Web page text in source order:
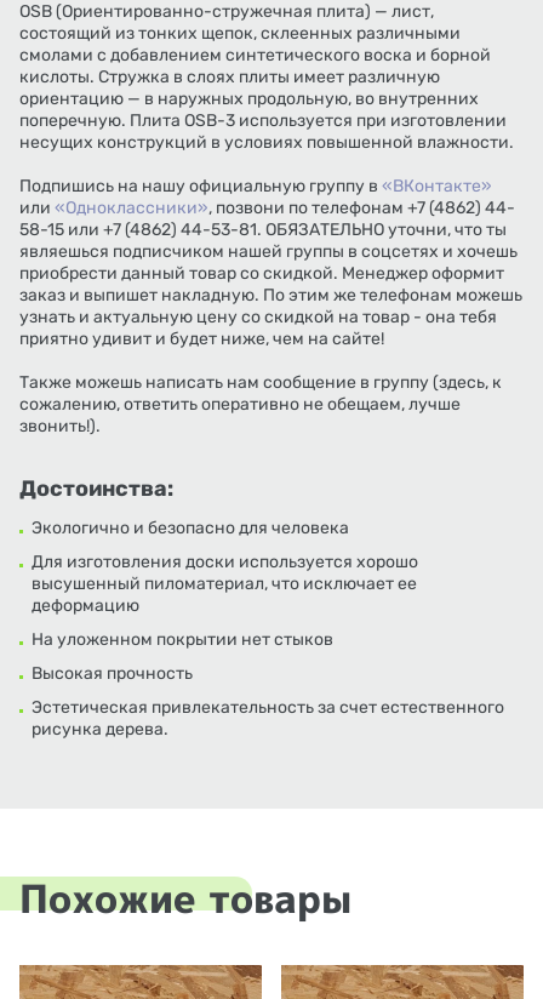
OSB (Ориентированно-стружечная плита) — лист,
состоящий из тонких щепок, склеенных различными
смолами с добавлением синтетического воска и борной
кислоты. Стружка в слоях плиты имеет различную
ориентацию — в наружных продольную, во внутренних
поперечную. Плита OSB-3 используется при изготовлении
несущих конструкций в условиях повышенной влажности.
Подпишись на нашу официальную группу в «ВКонтакте»
или «Одноклассники», позвони по телефонам +7 (4862) 44-
58-15 или +7 (4862) 44-53-81. ОБЯЗАТЕЛЬНО уточни, что ты
являешься подписчиком нашей группы в соцсетях и хочешь
приобрести данный товар со скидкой. Менеджер оформит
заказ и выпишет накладную. По этим же телефонам можешь
узнать и актуальную цену со скидкой на товар - она тебя
приятно удивит и будет ниже, чем на сайте!
Также можешь написать нам сообщение в группу (здесь, к
сожалению, ответить оперативно не обещаем, лучше
звонить!).
Достоинства:
Экологично и безопасно для человека
Для изготовления доски используется хорошо
высушенный пиломатериал, что исключает ее
деформацию
На уложенном покрытии нет стыков
Высокая прочность
Эстетическая привлекательность за счет естественного
рисунка дерева.
Похожие товары